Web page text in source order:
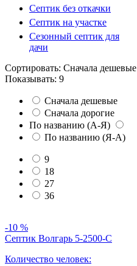
Септик без откачки
Септик на участке
Сезонный септик для
дачи
Сортировать: Сначала дешевые
Показывать: 9
Сначала дешевые
Сначала дорогие
По названию (А-Я)
По названию (Я-А)
9
18
27
36
-10 %
Септик Волгарь 5-2500-С
Количество человек: